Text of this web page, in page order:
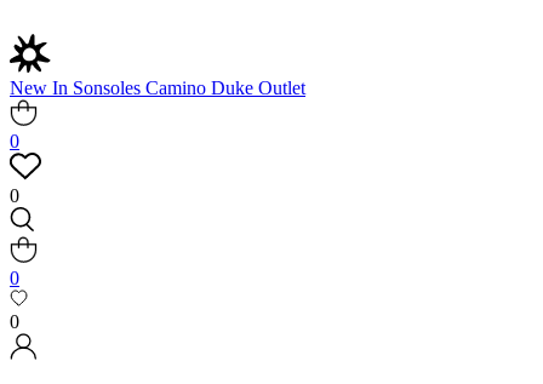
New In Sonsoles Camino Duke Outlet
0
0
0
0